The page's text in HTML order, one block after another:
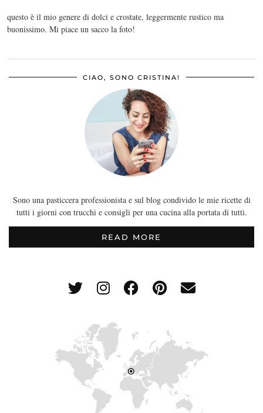
questo è il mio genere di dolci e crostate, leggermente rustico ma
buonissimo. Mi piace un sacco la foto!
CIAO, SONO CRISTINA!
Sono una pasticcera professionista e sul blog condivido le mie ricette di
tutti i giorni con trucchi e consigli per una cucina alla portata di tutti.
READ MORE